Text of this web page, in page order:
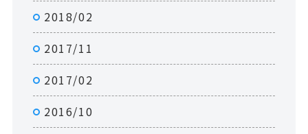
2018/02
2017/11
2017/02
2016/10